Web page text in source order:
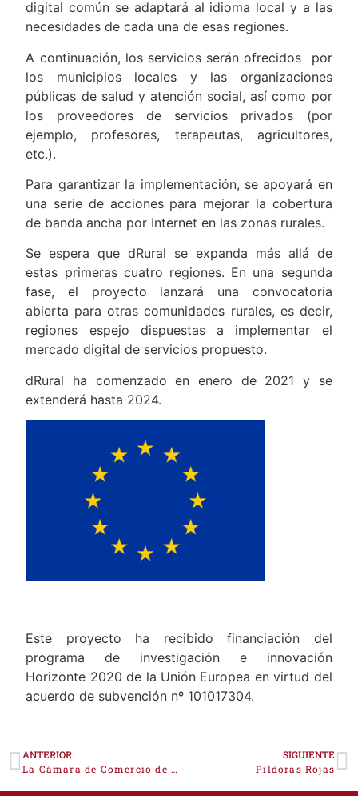
digital común se adaptará al idioma local y a las
necesidades de cada una de esas regiones.
A continuación, los servicios serán ofrecidos por
los municipios locales y las organizaciones
públicas de salud y atención social, así como por
los proveedores de servicios privados (por
ejemplo, profesores, terapeutas, agricultores,
etc.).
Para garantizar la implementación, se apoyará en
una serie de acciones para mejorar la cobertura
de banda ancha por Internet en las zonas rurales.
Se espera que dRural se expanda más allá de
estas primeras cuatro regiones. En una segunda
fase, el proyecto lanzará una convocatoria
abierta para otras comunidades rurales, es decir,
regiones espejo dispuestas a implementar el
mercado digital de servicios propuesto.
dRural ha comenzado en enero de 2021 y se
extenderá hasta 2024.
Este proyecto ha recibido financiación del
programa de investigación e innovación
Horizonte 2020 de la Unión Europea en virtud del
acuerdo de subvención nº 101017304.
ANTERIOR
La Cámara de Comercio de la provincia de Cáceres impulsa un vídeo para concienciar a la población sobre el coronavirus
SIGUIENTE
Pildoras Rojas